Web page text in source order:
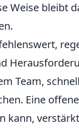
Weise bleibt
Team,
Eine
kann,